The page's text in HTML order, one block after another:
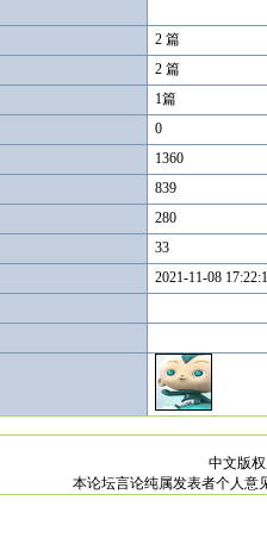
2 篇
2 篇
1篇
0
1360
839
280
33
2021-11-08
中文版
本论坛言论纯属发表者个人意